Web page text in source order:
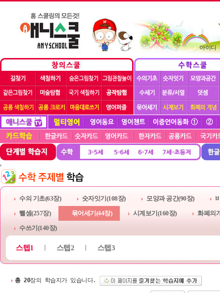
아이디
수의 기초(63장) 숫자잇기(108장) 모양과 공간(90장)
뺄셈(257장)
묶어세기(44장) 시계보기(160장)
화폐의
수쓰기(140장)
스텝1 스텝2 스텝3
총 20장의 학습지가 있습니다.